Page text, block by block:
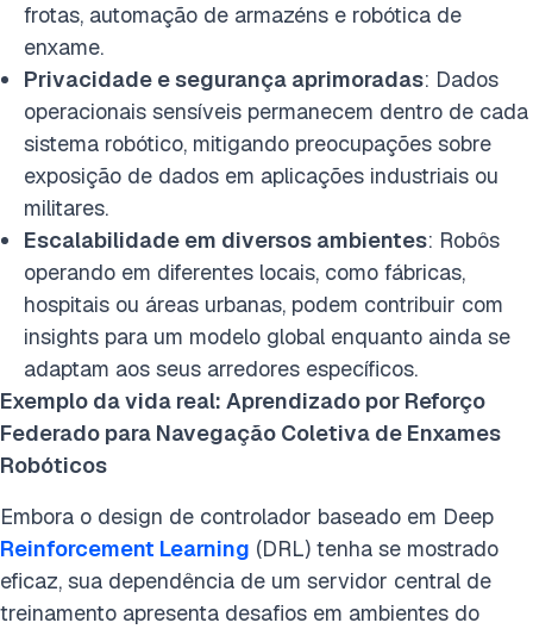
frotas, automação de armazéns e robótica de
enxame.
Privacidade e segurança aprimoradas: Dados
operacionais sensíveis permanecem dentro de cada
sistema robótico, mitigando preocupações sobre
exposição de dados em aplicações industriais ou
militares.
Escalabilidade em diversos ambientes: Robôs
operando em diferentes locais, como fábricas,
hospitais ou áreas urbanas, podem contribuir com
insights para um modelo global enquanto ainda se
adaptam aos seus arredores específicos.
Exemplo da vida real: Aprendizado por Reforço
Federado para Navegação Coletiva de Enxames
Robóticos
Embora o design de controlador baseado em Deep
Reinforcement Learning (DRL) tenha se mostrado
eficaz, sua dependência de um servidor central de
treinamento apresenta desafios em ambientes do